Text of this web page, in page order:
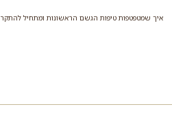
איך שמטפטפות טיפות הגשם הראשונות ומתחיל להתקרר,